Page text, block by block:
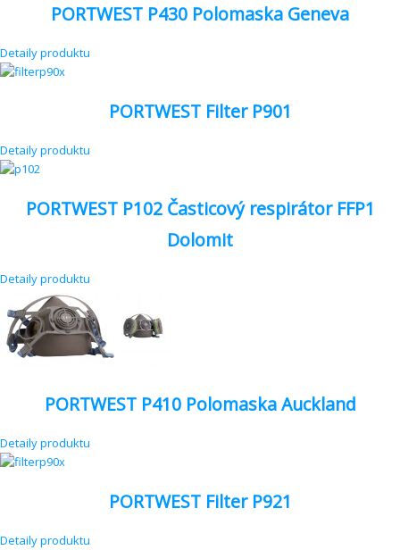
PORTWEST P430 Polomaska Geneva
Detaily produktu
PORTWEST Filter P901
Detaily produktu
PORTWEST P102 Časticový respirátor FFP1
Dolomit
Detaily produktu
PORTWEST P410 Polomaska Auckland
Detaily produktu
PORTWEST Filter P921
Detaily produktu